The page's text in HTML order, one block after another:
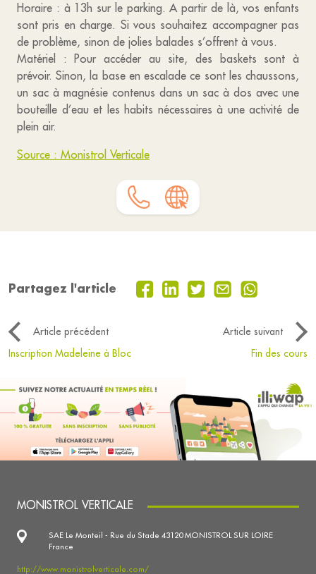
Horaire : à 13h sur le parking. A partir de là, vos enfants
sont pris en charge. Si vous souhaitez accompagner pas
de problème, sinon de jolies balades s’offrent à vous.
Matériel : Pour accéder au site, des baskets sont à
prévoir. Sinon, la base en escalade ce sont les chaussons,
un sac à magnésie contenus dans un sac à dos avec une
bouteille d’eau et les habits nécessaires à une activité de
plein air.
Source : Monistrol Verticale
Partagez l'article
Article précédent
Article suivant
Inscription Madeleine à Bloc
Fin des cours
MONISTROL VERTICALE
SAE Le Monteil - Rue du Stade 43120 MONISTROL SUR LOIRE
France
http://www.monistrolverticale.com/